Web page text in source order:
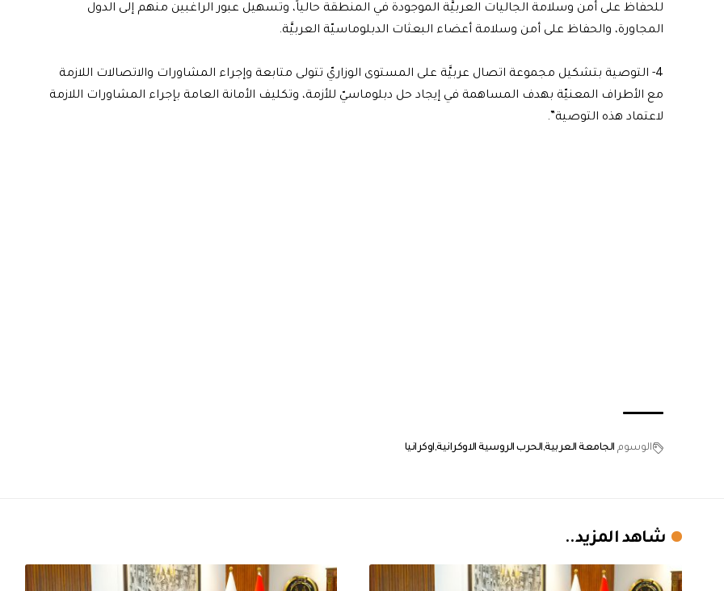
للحفاظ على أمن وسلامة الجاليات العربيَّة الموجودة في المنطقة حالياً، وتسهيل عبور الراغبين منهم إلى الدول
المجاورة، والحفاظ على أمن وسلامة أعضاء البعثات الدبلوماسيّة العربيَّة.
4- التوصية بتشكيل مجموعة اتصال عربيَّة على المستوى الوزاريّ تتولى متابعة وإجراء المشاورات والاتصالات اللازمة
مع الأطراف المعنيّة بهدف المساهمة في إيجاد حل دبلوماسيّ للأزمة، وتكليف الأمانة العامة بإجراء المشاورات اللازمة
لاعتماد هذه التوصية”.
الوسوم الجامعة العربية الحرب الروسية الاوكرانية اوكرانيا
شاهد المزيد..